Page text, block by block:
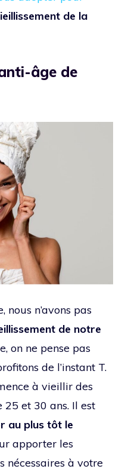
de la
âge de
n’avons pas
de notre
on ne pense pas
de l’instant T.
à vieillir des
25 et 30 ans. Il est
au plus tôt le
apporter les
nécessaires à votre